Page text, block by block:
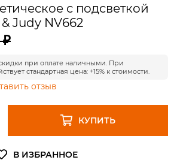
с подсветкой
Judy NV662
₽
при оплате наличными. При
стандартная цена: +15% к стоимости.
отзыв
КУПИТЬ